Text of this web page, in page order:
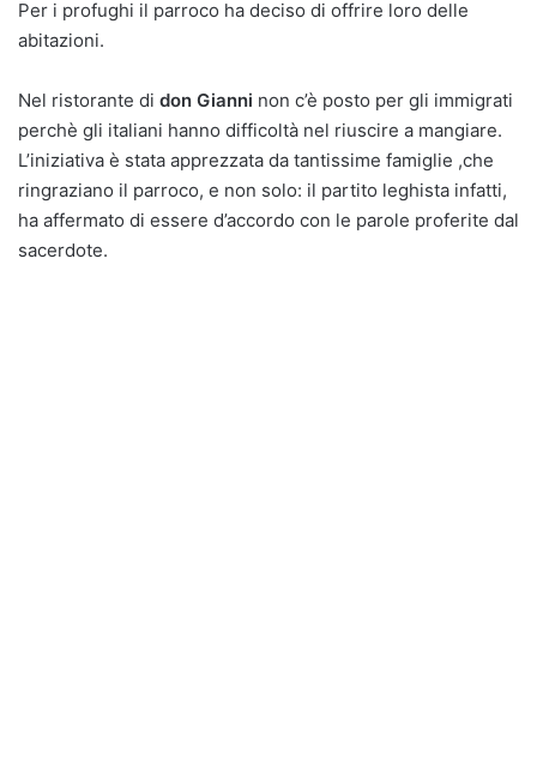
Per i profughi il parroco ha deciso di offrire loro delle
abitazioni.
Nel ristorante di don Gianni non c’è posto per gli immigrati
perchè gli italiani hanno difficoltà nel riuscire a mangiare.
L’iniziativa è stata apprezzata da tantissime famiglie ,che
ringraziano il parroco, e non solo: il partito leghista infatti,
ha affermato di essere d’accordo con le parole proferite dal
sacerdote.